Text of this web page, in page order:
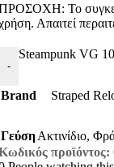
Το
Απαιτεί
-
Steampunk VG
Brand Straped
ΓεύσηΑκτινίδιο,
προϊόντος: